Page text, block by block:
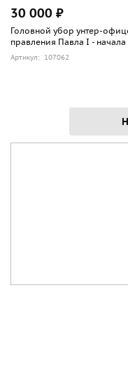
30 000 ₽
Головной убор унтер-
правления Павла I -
Артикул: 107062